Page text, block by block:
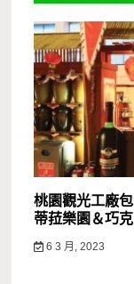
桃園觀光工廠
蒂菈樂園＆巧
6 3 月, 2023